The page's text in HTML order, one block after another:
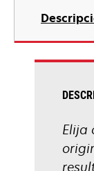
Elija